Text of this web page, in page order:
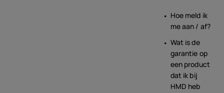
Hoe meld ik
me aan / af?
Wat is de
garantie op
een product
dat ik bij
HMD heb